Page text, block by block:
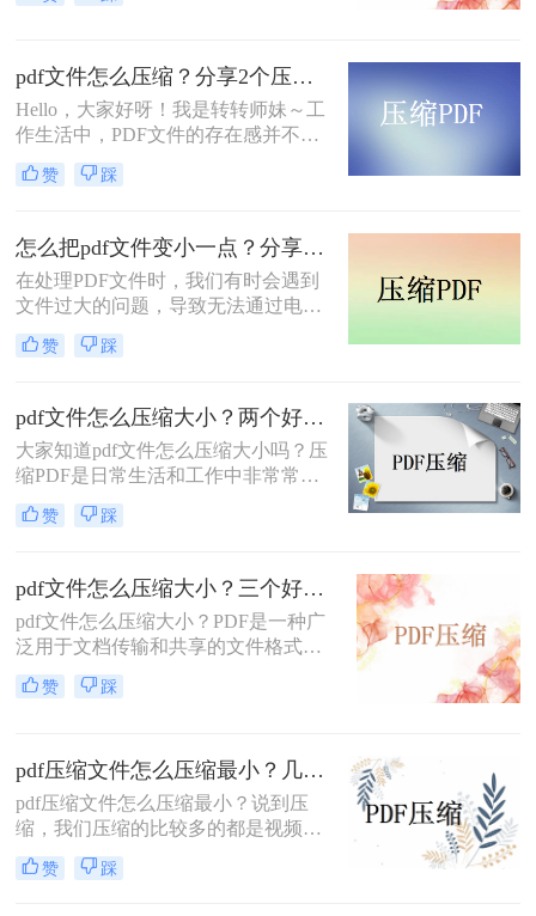
pdf文件怎么压缩？分享2个压缩方法，给文件“瘦身”！
Hello，大家好呀！我是转转师妹～工
作生活中，PDF文件的存在感并不
弱，而有时需要传输的工作或学习资
料的体积较大，就有可能发生传输过
我们将PDF压缩，就可以减小文件体
积，加快传输速度，节省很多时间。
那么pdf文件怎么压缩呢？我有几个方
法可以和大家分享一下，一起来看看
吧。
赞 踩
怎么把pdf文件变小一点？分享2个好用的方法，简单又快捷！
在处理PDF文件时，我们有时会遇到
文件过大的问题，导致无法通过电子
邮件或社交媒体等途径进行传输。这
时候，我们需要对PDF文件进行压
将向你介绍三种简单易用的方法，帮
助你轻松压缩PDF文件，提高工作效
率。怎么把pdf文件变小一点？二种方
法教会你压缩技巧
赞 踩
pdf文件怎么压缩大小？两个好用的压缩方法学习一下！
大家知道pdf文件怎么压缩大小吗？压
缩PDF是日常生活和工作中非常常见
的需求之一，可以帮助我们更方便地
存储、传输和共享PDF文件。
赞 踩
pdf文件怎么压缩大小？三个好用的压缩方法学习一下！
pdf文件怎么压缩大小？PDF是一种广
泛用于文档传输和共享的文件格式。
然而，有时候我们会发现PDF文件太
大，难以通过电子邮件或互联网共
赞 踩
pdf压缩文件怎么压缩最小？几个不错的压缩方法！
pdf压缩文件怎么压缩最小？说到压
缩，我们压缩的比较多的都是视频和
图片这类文件，但是文档也是可以压
缩的哦，不要以为不行哦，文档编辑
赞 踩